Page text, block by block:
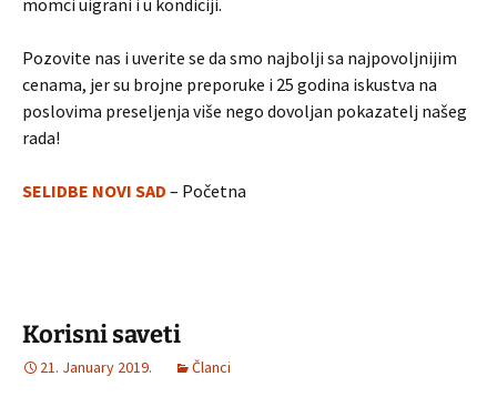
Pozovite nas i uverite se da smo najbolji sa najpovoljnijim
cenama, jer su brojne preporuke i 25 godina iskustva na
poslovima preseljenja više nego dovoljan pokazatelj našeg
rada!
SELIDBE NOVI SAD – Početna
Korisni saveti
21. January 2019. Članci